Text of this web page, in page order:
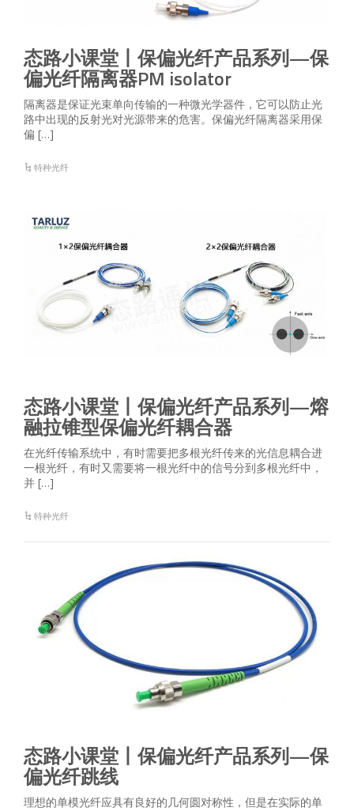
态路小课堂丨保偏光纤产品系列—保
偏光纤隔离器PM isolator
隔离器是保证光束单向传输的一种微光学器件，它可以防止光
路中出现的反射光对光源带来的危害。保偏光纤隔离器采用保
偏 […]
特种光纤
态路小课堂丨保偏光纤产品系列—熔
融拉锥型保偏光纤耦合器
在光纤传输系统中，有时需要把多根光纤传来的光信息耦合进
一根光纤，有时又需要将一根光纤中的信号分到多根光纤中，
并 […]
特种光纤
态路小课堂丨保偏光纤产品系列—保
偏光纤跳线
理想的单模光纤应具有良好的几何圆对称性，但是在实际的单